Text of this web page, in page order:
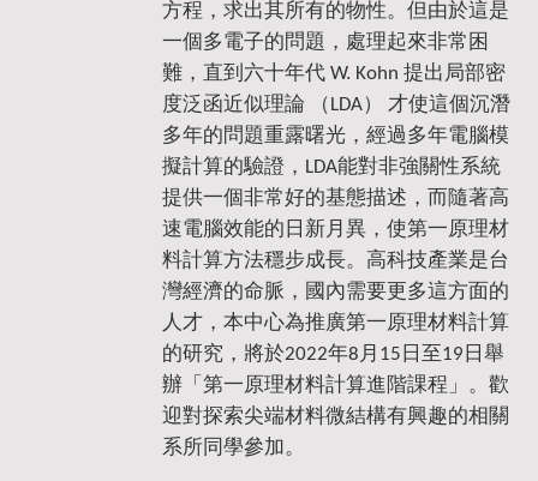
方程，求出其所有的物性。但由於這是
一個多電子的問題，處理起來非常困
難，直到六十年代 W. Kohn 提出局部密
度泛函近似理論 （LDA） 才使這個沉潛
多年的問題重露曙光，經過多年電腦模
擬計算的驗證，LDA能對非強關性系統
提供一個非常好的基態描述，而隨著高
速電腦效能的日新月異，使第一原理材
料計算方法穩步成長。高科技產業是台
灣經濟的命脈，國內需要更多這方面的
人才，本中心為推廣第一原理材料計算
的研究，將於2022年8月15日至19日舉
辦「第一原理材料計算進階課程」。歡
迎對探索尖端材料微結構有興趣的相關
系所同學參加。